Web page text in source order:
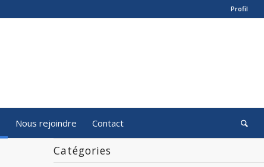
Profil
Nous rejoindre Contact
Catégories